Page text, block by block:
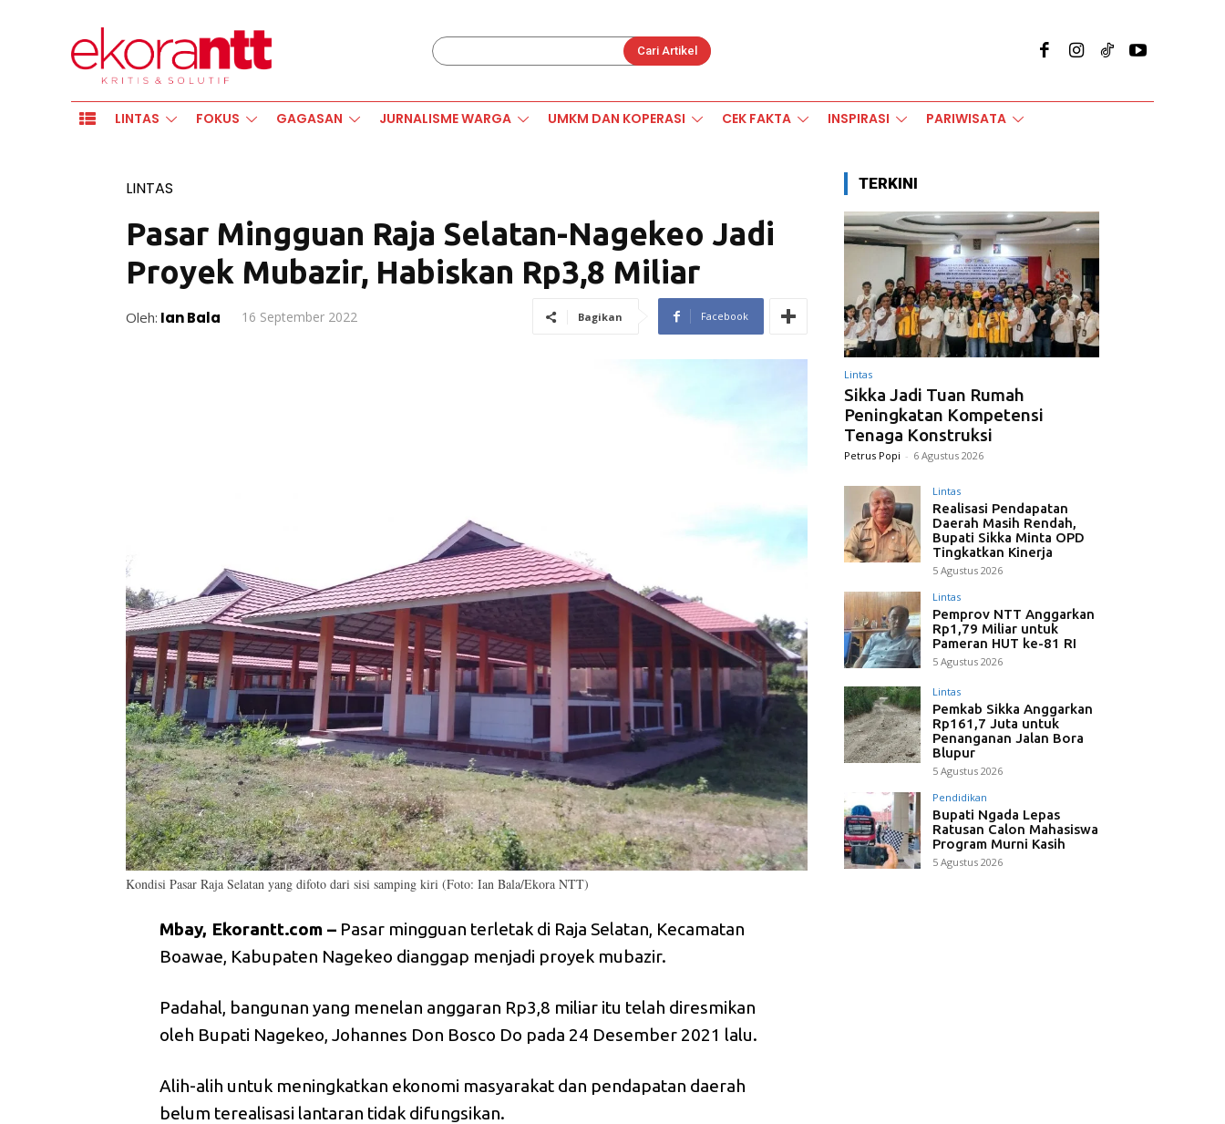
Cari Artikel
LINTAS FOKUS GAGASAN JURNALISME WARGA UMKM DAN KOPERASI CEK FAKTA INSPIRASI PARIWISATA
LINTAS
Pasar Mingguan Raja Selatan-Nagekeo Jadi
Proyek Mubazir, Habiskan Rp3,8 Miliar
Oleh: Ian Bala 16 September 2022 Bagikan Facebook
Kondisi Pasar Raja Selatan yang difoto dari sisi samping kiri (Foto: Ian Bala/Ekora NTT)
Mbay, Ekorantt.com – Pasar mingguan terletak di Raja Selatan, Kecamatan
Boawae, Kabupaten Nagekeo dianggap menjadi proyek mubazir.
Padahal, bangunan yang menelan anggaran Rp3,8 miliar itu telah diresmikan
oleh Bupati Nagekeo, Johannes Don Bosco Do pada 24 Desember 2021 lalu.
Alih-alih untuk meningkatkan ekonomi masyarakat dan pendapatan daerah
belum terealisasi lantaran tidak difungsikan.
TERKINI
Lintas
Sikka Jadi Tuan Rumah
Peningkatan Kompetensi
Tenaga Konstruksi
Petrus Popi - 6 Agustus 2026
Lintas
Realisasi Pendapatan
Daerah Masih Rendah,
Bupati Sikka Minta OPD
Tingkatkan Kinerja
5 Agustus 2026
Lintas
Pemprov NTT Anggarkan
Rp1,79 Miliar untuk
Pameran HUT ke-81 RI
5 Agustus 2026
Lintas
Pemkab Sikka Anggarkan
Rp161,7 Juta untuk
Penanganan Jalan Bora
Blupur
5 Agustus 2026
Pendidikan
Bupati Ngada Lepas
Ratusan Calon Mahasiswa
Program Murni Kasih
5 Agustus 2026